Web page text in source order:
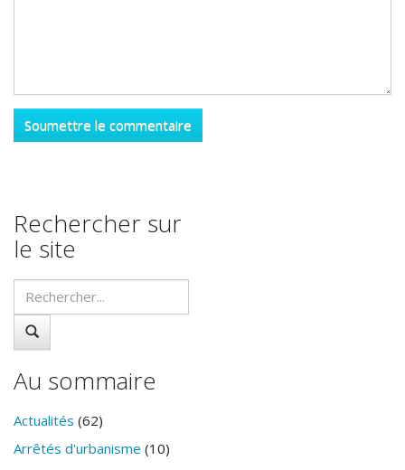
Rechercher sur
le site
Au sommaire
Actualités (62)
Arrêtés d'urbanisme (10)